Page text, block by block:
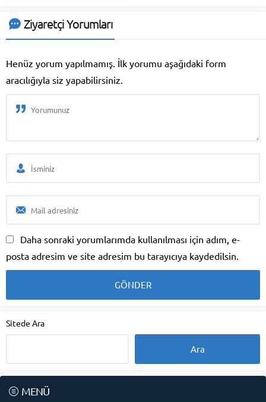
Ziyaretçi Yorumları
Henüz yorum yapılmamış. İlk yorumu aşağıdaki form
aracılığıyla siz yapabilirsiniz.
Daha sonraki yorumlarımda kullanılması için adım, e-
posta adresim ve site adresim bu tarayıcıya kaydedilsin.
Sitede Ara
MENÜ